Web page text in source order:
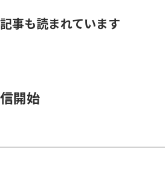
事も読まれています
開始